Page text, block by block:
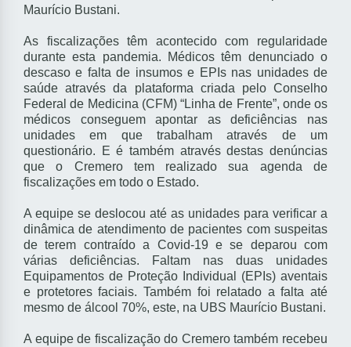
Maurício Bustani.
As fiscalizações têm acontecido com regularidade
durante esta pandemia. Médicos têm denunciado o
descaso e falta de insumos e EPIs nas unidades de
saúde através da plataforma criada pelo Conselho
Federal de Medicina (CFM) “Linha de Frente”, onde os
médicos conseguem apontar as deficiências nas
unidades em que trabalham através de um
questionário. E é também através destas denúncias
que o Cremero tem realizado sua agenda de
fiscalizações em todo o Estado.
A equipe se deslocou até as unidades para verificar a
dinâmica de atendimento de pacientes com suspeitas
de terem contraído a Covid-19 e se deparou com
várias deficiências. Faltam nas duas unidades
Equipamentos de Proteção Individual (EPIs) aventais
e protetores faciais. Também foi relatado a falta até
mesmo de álcool 70%, este, na UBS Maurício Bustani.
A equipe de fiscalização do Cremero também recebeu